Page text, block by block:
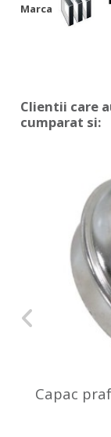
Marca
Clientii care
cumparat si:
Capac